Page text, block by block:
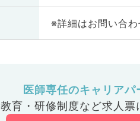
※詳細はお問い合
医師専任のキャリアパ
教育・研修制度など求人票